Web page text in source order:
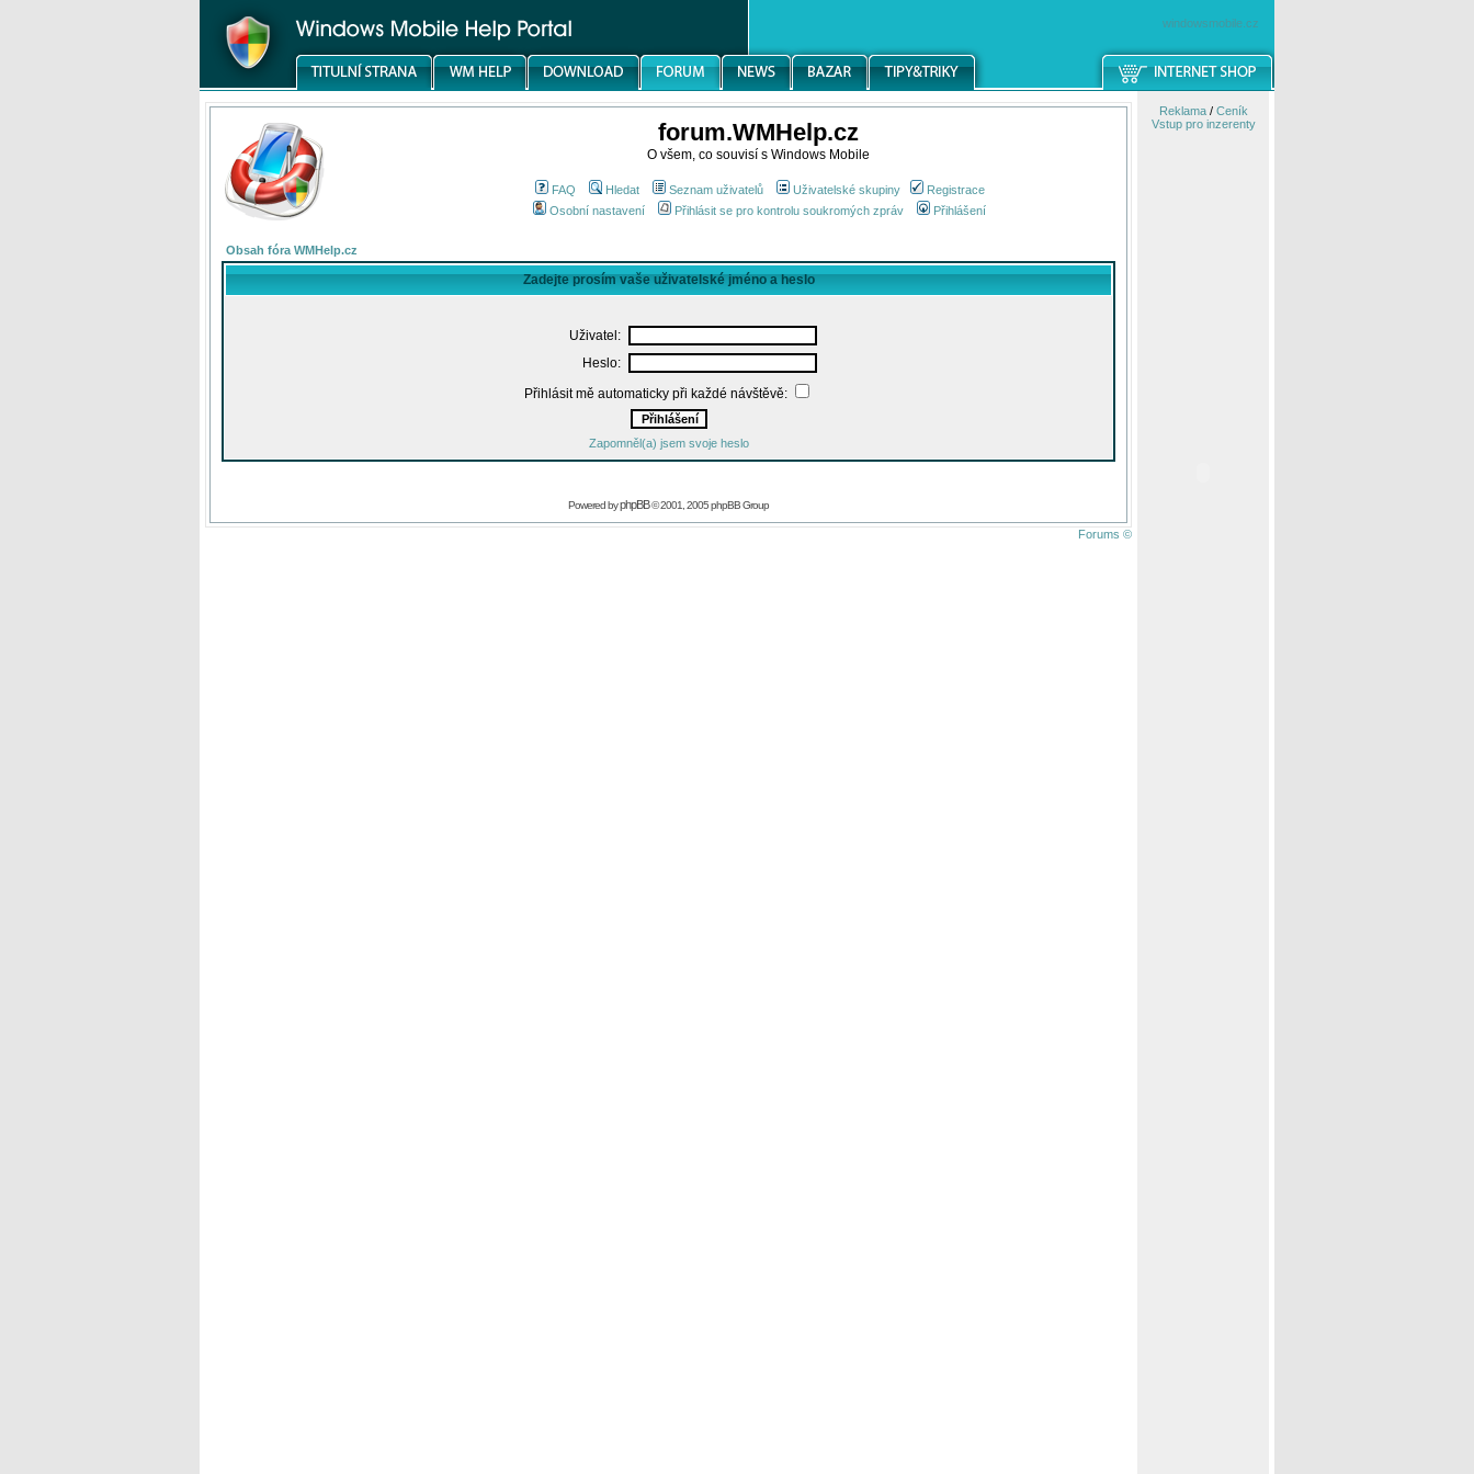
windowsmobile.cz
forum.WMHelp.cz
O všem, co souvisí s Windows Mobile
FAQ Hledat Seznam uživatelů Uživatelské skupiny
Registrace
Osobní nastavení
Přihlásit se pro kontrolu soukromých zpráv Přihlášení
Obsah fóra WMHelp.cz
Zadejte prosím vaše uživatelské jméno a heslo
Uživatel:
Heslo:
Přihlásit mě automaticky při každé návštěvě:
Zapomněl(a) jsem svoje heslo
Powered byphpBB© 2001, 2005 phpBB Group
Forums ©
Reklama/ Ceník
Vstup pro inzerenty